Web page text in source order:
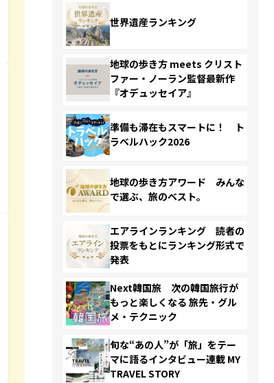
世界遺産ランキング
地球の歩き方 meets クリスト
ファー・ノーラン監督最新作
『オデュッセイア』
準備も滞在もスマートに！ ト
ラベルハック2026
地球の歩き方アワード みんな
で選ぶ、旅のベスト。
エアラインランキング 読者の
投票をもとにランキング形式で
発表
Next韓国旅 次の韓国旅行が
もっと楽しくなる 旅先・グル
メ・テクニック
旬な“あの人”が「旅」をテー
マに語るインタビュー連載 MY
TRAVEL STORY